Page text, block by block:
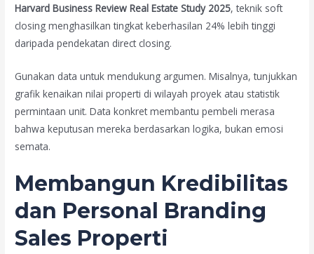
Harvard Business Review Real Estate Study 2025, teknik soft
closing menghasilkan tingkat keberhasilan 24% lebih tinggi
daripada pendekatan direct closing.
Gunakan data untuk mendukung argumen. Misalnya, tunjukkan
grafik kenaikan nilai properti di wilayah proyek atau statistik
permintaan unit. Data konkret membantu pembeli merasa
bahwa keputusan mereka berdasarkan logika, bukan emosi
semata.
Membangun Kredibilitas
dan Personal Branding
Sales Properti